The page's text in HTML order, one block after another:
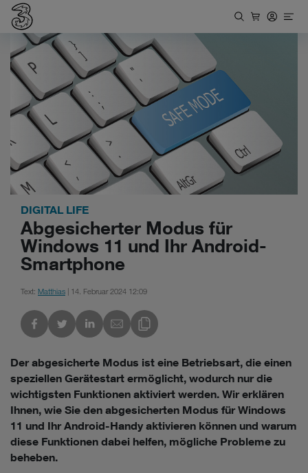
DIGITAL LIFE
Abgesicherter Modus für
Windows 11 und Ihr Android-
Smartphone
Text: Matthias | 14. Februar 2024 12:09
Link des Blogs kopieren
Der abgesicherte Modus ist eine Betriebsart, die einen
speziellen Gerätestart ermöglicht, wodurch nur die
wichtigsten Funktionen aktiviert werden. Wir erklären
Ihnen, wie Sie den abgesicherten Modus für Windows
11 und Ihr Android-Handy aktivieren können und warum
diese Funktionen dabei helfen, mögliche Probleme zu
beheben.